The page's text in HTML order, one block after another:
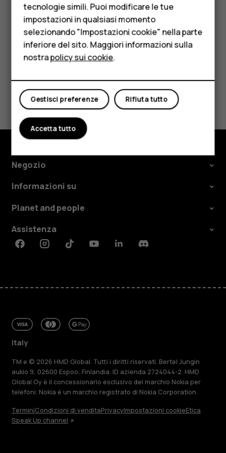
HMD Terra M
Per le imprese
Tablet
Negozio
Il mio account
Sì No
Negozio
Informazioni su
Planet and people
Assistenza
FacebookInstagramTiktokYoutubeLinkedinDiscord
Italy
TM e © 2026 HMD Global. Tutti i diritti riservati. Bertel Jungin
aukio 9, 02600 Espoo, Finlandia. ID azienda 2724044-2. HMD
Global Oy è il concessionario esclusivo del marchio Nokia per
telefoni. Nokia è un marchio registrato di Nokia Corporation.
TerminiCondizioni di venditaPrivacyImpostazioni cookieEtica
Speak Up channel
tecnologie simili. Puoi modificare le tue
impostazioni in qualsiasi momento
selezionando "Impostazioni cookie" nella parte
inferiore del sito. Maggiori informazioni sulla
nostrapolicy sui cookie.
Rifiuta tutto
Gestisci preferenze
Accetta tutto